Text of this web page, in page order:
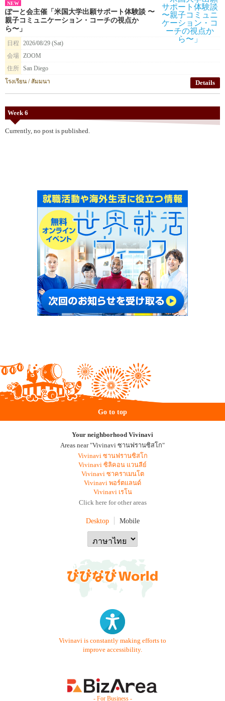
NEW
ぽーと会主催「米国大学出願サポート体験談 〜
親子コミュニケーション・コーチの視点か
ら〜」
日程
2026/08/29 (Sat)
会場 ZOOM
住所 San Diego
โรงเรียน / สัมมนา
Details
Week 6
Currently, no post is published.
Go to top
Your neighborhood Vivinavi
Areas near "Vivinavi ซานฟรานซิสโก"
Vivinavi ซานฟรานซิสโก
Vivinavi ซิลิคอน แวนลีย์
Vivinavi ซาคราเมนโต
Vivinavi พอร์ตแลนด์
Vivinavi เรโน
Click here for other areas
Desktop Mobile
Vivinavi is constantly making efforts to
improve accessibility.
- For Business -